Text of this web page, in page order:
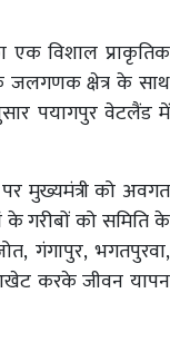
एक विशाल प्राकृतिक
जलगणक क्षेत्र के साथ
पयागपुर वेटलैंड में
मुख्यमंत्री को अवगत
गरीबों को समिति के
गंगापुर, भगतपुरवा,
करके जीवन यापन